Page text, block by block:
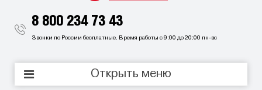
8 800 234 73 43
Звонки по России бесплатные. Время работы с 9:00 до 20:00 пн-вс
Открыть меню